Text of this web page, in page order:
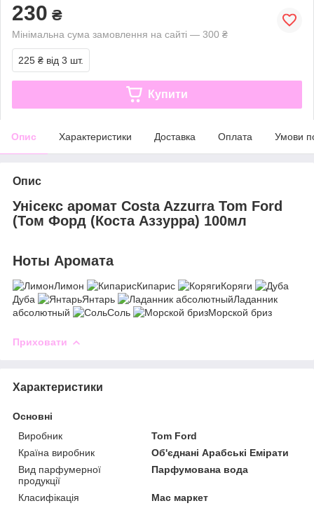
230 ₴
Мінімальна сума замовлення на сайті — 300 ₴
225 ₴ від 3 шт.
Купити
Опис Характеристики Доставка Оплата Умови
Опис
Унісекс аромат Costa Azzurra Tom Ford
(Том Форд (Коста Аззурра) 100мл
Ноты Аромата
Лимон Кипарис
Коряги
Дуба
Янтарь
Ладанник
абсолютный
Соль Морской бриз
Приховати
Характеристики
Основні
Виробник
Tom Ford
Країна виробник
Об'єднані Арабські Емірати
Вид парфумерної
продукції
Парфумована вода
Класифікація
Мас маркет